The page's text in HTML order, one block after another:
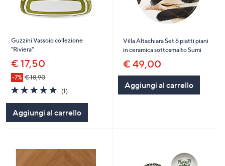
Guzzini Vassoio collezione
"Riviera"
€ 17,50
-7% € 18,90
5.0
of
Stars
(1)1
Aggiungi al carrello
Villa Altachiara Set 6 piatti piani
in ceramica sottosmalto Sumi
€ 49,00
Aggiungi al carrello